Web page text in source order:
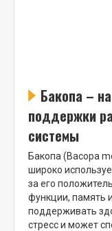
Бакопа –
поддержки
системы
Бакопа (Bacopa
широко
за его
функции, память
поддерживать
стресс и может